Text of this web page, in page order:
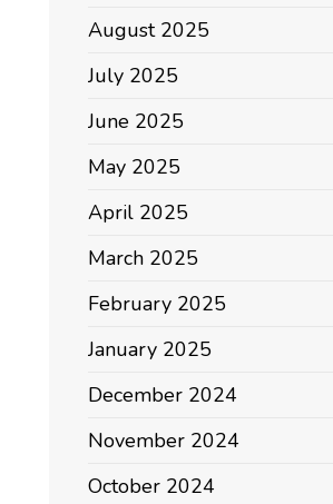
August 2025
July 2025
June 2025
May 2025
April 2025
March 2025
February 2025
January 2025
December 2024
November 2024
October 2024